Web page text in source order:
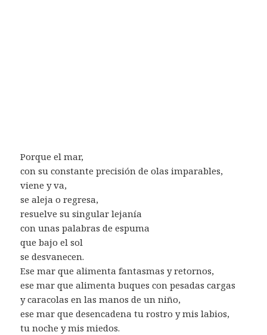
Porque el mar,
con su constante precisión de olas imparables,
viene y va,
se aleja o regresa,
resuelve su singular lejanía
con unas palabras de espuma
que bajo el sol
se desvanecen.
Ese mar que alimenta fantasmas y retornos,
ese mar que alimenta buques con pesadas cargas
y caracolas en las manos de un niño,
ese mar que desencadena tu rostro y mis labios,
tu noche y mis miedos.